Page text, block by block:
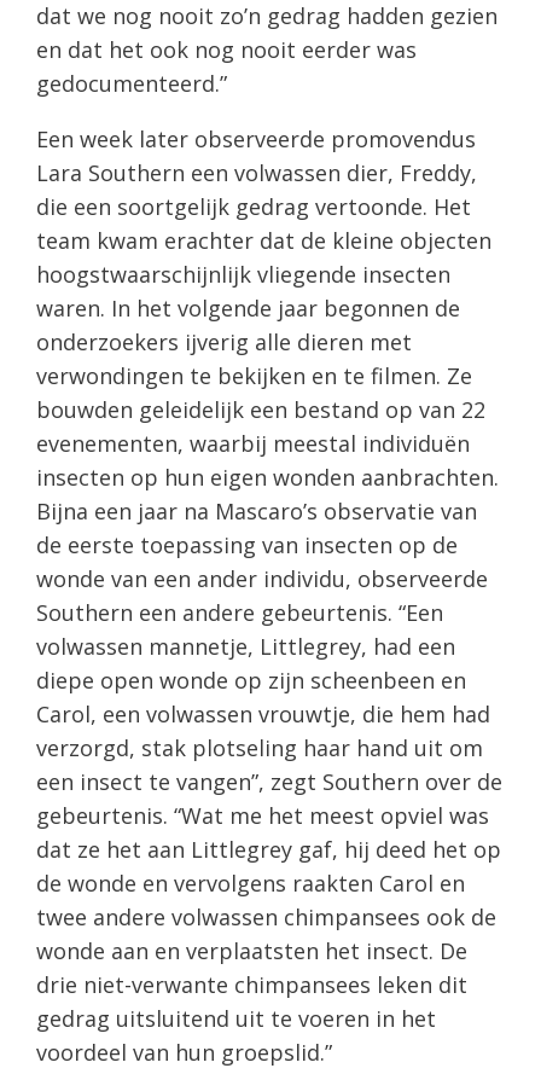
dat we nog nooit zo’n gedrag hadden gezien
en dat het ook nog nooit eerder was
gedocumenteerd.”
Een week later observeerde promovendus
Lara Southern een volwassen dier, Freddy,
die een soortgelijk gedrag vertoonde. Het
team kwam erachter dat de kleine objecten
hoogstwaarschijnlijk vliegende insecten
waren. In het volgende jaar begonnen de
onderzoekers ijverig alle dieren met
verwondingen te bekijken en te filmen. Ze
bouwden geleidelijk een bestand op van 22
evenementen, waarbij meestal individuën
insecten op hun eigen wonden aanbrachten.
Bijna een jaar na Mascaro’s observatie van
de eerste toepassing van insecten op de
wonde van een ander individu, observeerde
Southern een andere gebeurtenis. “Een
volwassen mannetje, Littlegrey, had een
diepe open wonde op zijn scheenbeen en
Carol, een volwassen vrouwtje, die hem had
verzorgd, stak plotseling haar hand uit om
een ​​insect te vangen”, zegt Southern over de
gebeurtenis. “Wat me het meest opviel was
dat ze het aan Littlegrey gaf, hij deed het op
de wonde en vervolgens raakten Carol en
twee andere volwassen chimpansees ook de
wonde aan en verplaatsten het insect. De
drie niet-verwante chimpansees leken dit
gedrag uitsluitend uit te voeren in het
voordeel van hun groepslid.”